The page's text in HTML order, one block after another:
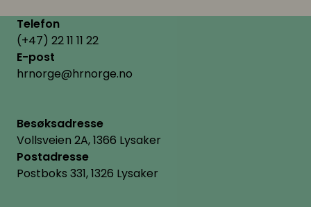
Telefon
(+47) 22 11 11 22
E-post
hrnorge@hrnorge.no
Besøksadresse
Vollsveien 2A, 1366 Lysaker
Postadresse
Postboks 331, 1326 Lysaker